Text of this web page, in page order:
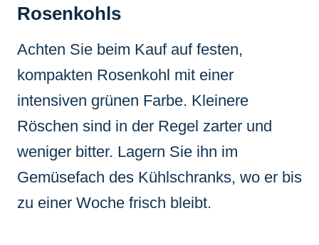
Rosenkohls
Achten Sie beim Kauf auf festen,
kompakten Rosenkohl mit einer
intensiven grünen Farbe. Kleinere
Röschen sind in der Regel zarter und
weniger bitter. Lagern Sie ihn im
Gemüsefach des Kühlschranks, wo er bis
zu einer Woche frisch bleibt.